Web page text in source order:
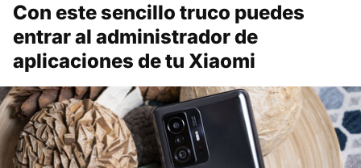
Con este sencillo truco puedes
entrar al administrador de
aplicaciones de tu Xiaomi